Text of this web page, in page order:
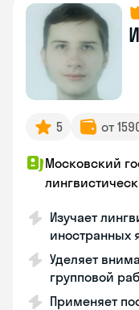
5 от
Московский
Изучает
иностранных
Уделяет
групповой
Применяет